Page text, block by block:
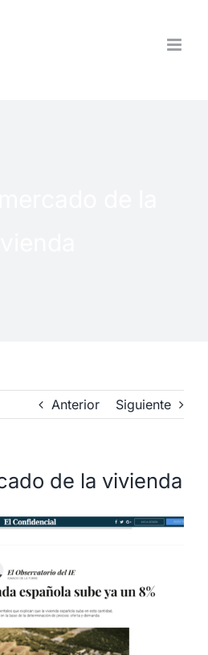
Anterior Siguiente
de la vivienda